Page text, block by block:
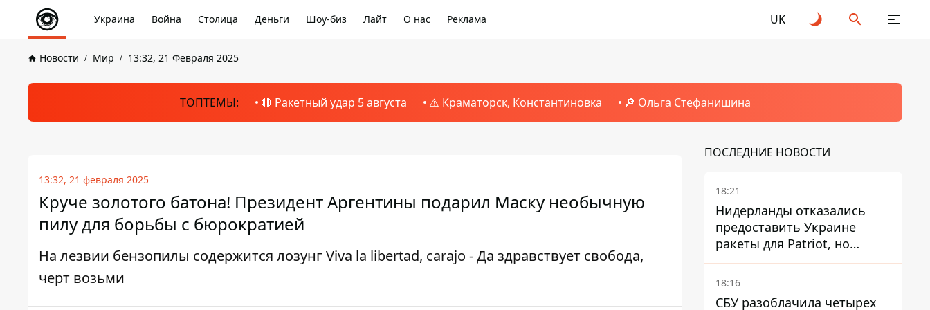
Украина Война Столица Деньги Шоу-биз Лайт О нас Реклама UK
Новости Мир 13:32, 21 Февраля 2025
ТОПТЕМЫ: 🔴 Ракетный удар 5 августа ⚠️ Краматорск, Константиновка 🔎 Ольга Стефанишина
13:32, 21 февраля 2025
Круче золотого батона! Президент Аргентины подарил Маску необычную
пилу для борьбы с бюрократией
На лезвии бензопилы содержится лозунг Viva la libertad, carajo - Да здравствует свобода,
черт возьми
ПОСЛЕДНИЕ НОВОСТИ
18:21
Нидерланды отказались
предоставить Украине
ракеты для Patriot, но
готовы помочь иначе
18:16
СБУ разоблачила четырех